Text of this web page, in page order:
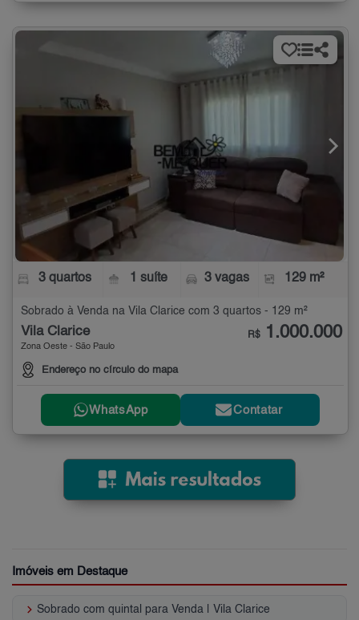
3 quartos 1 suíte 3 vagas 129 m²
Sobrado à Venda na Vila Clarice com 3 quartos - 129 m²
Vila Clarice
Zona Oeste - São Paulo
Endereço no círculo do mapa
R$ 1.000.000
WhatsApp Contatar
Imóveis em Destaque
keyboard_arrow_right Sobrado com quintal para Venda | Vila Clarice